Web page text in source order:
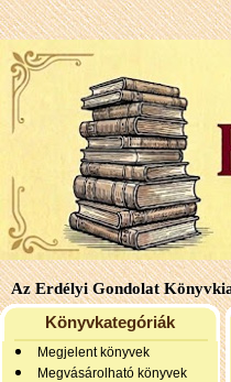
Az Erdélyi Gondolat
Könyvkategóriák
Megjelent könyvek
Megvásárolható könyvek